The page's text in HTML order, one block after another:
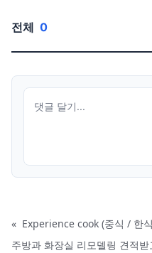
전체 0
« Experience cook (중식 / 한
주방과 화장실 리모델링 견적